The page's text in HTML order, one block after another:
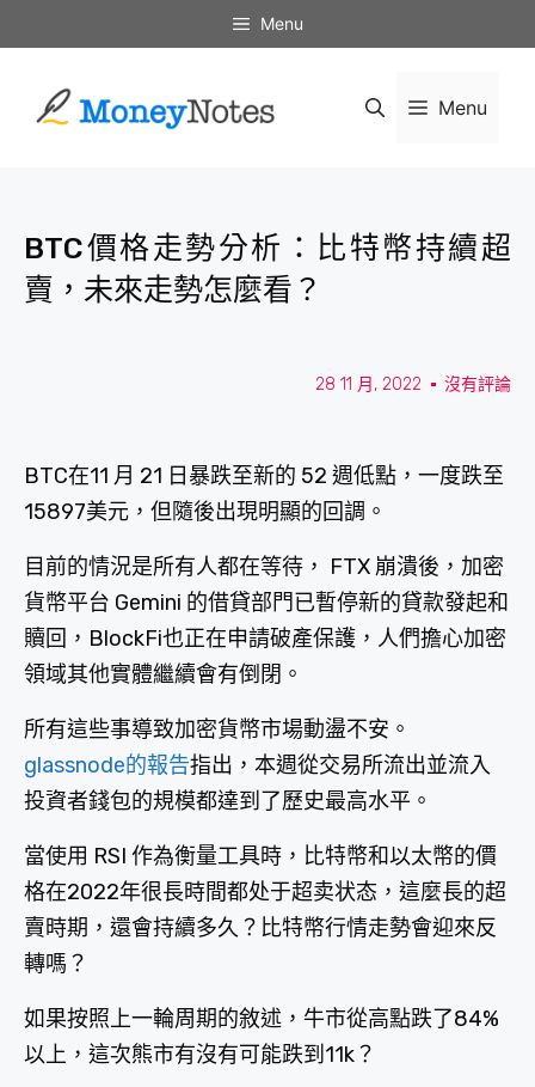
Menu
Menu
BTC價格走勢分析：比特幣持續超
賣，未來走勢怎麼看？
28 11 月, 2022 沒有評論
BTC在11 月 21 日暴跌至新的 52 週低點，一度跌至
15897美元，但隨後出現明顯的回調。
目前的情況是所有人都在等待， FTX 崩潰後，加密
貨幣平台 Gemini 的借貸部門已暫停新的貸款發起和
贖回，BlockFi也正在申請破產保護，人們擔心加密
領域其他實體繼續會有倒閉。
所有這些事導致加密貨幣市場動盪不安。
glassnode的報告指出，本週從交易所流出並流入
投資者錢包的規模都達到了歷史最高水平。
當使用 RSI 作為衡量工具時，比特幣和以太幣的價
格在2022年很長時間都处于超卖状态，這麼長的超
賣時期，還會持續多久？比特幣行情走勢會迎來反
轉嗎？
如果按照上一輪周期的敘述，牛市從高點跌了84%
以上，這次熊市有沒有可能跌到11k？